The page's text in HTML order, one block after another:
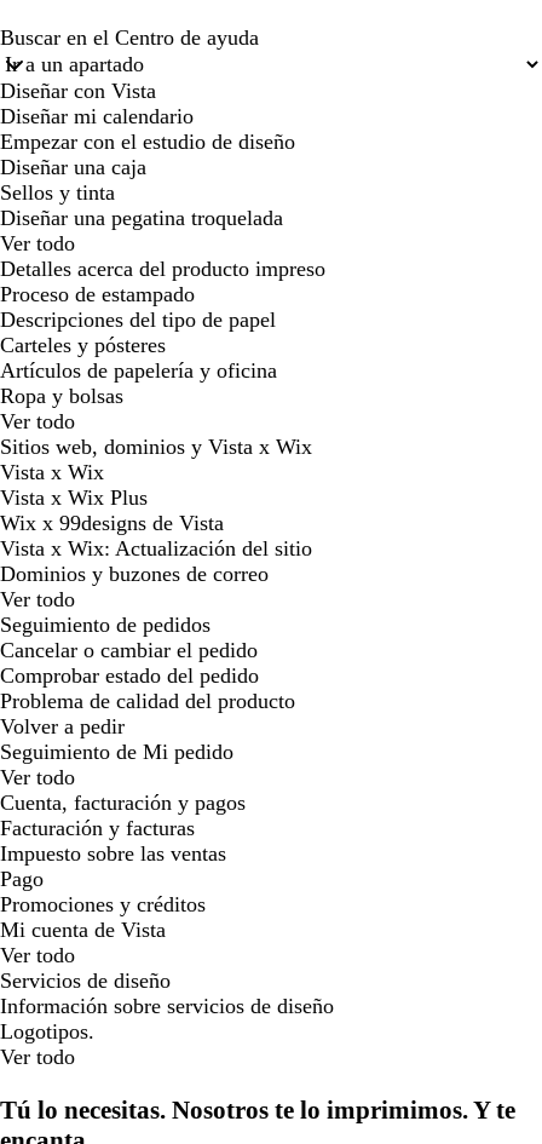
Buscar en el Centro de ayuda
Diseñar con Vista
Diseñar mi calendario
Empezar con el estudio de diseño
Diseñar una caja
Sellos y tinta
Diseñar una pegatina troquelada
Ver todo
Detalles acerca del producto impreso
Proceso de estampado
Descripciones del tipo de papel
Carteles y pósteres
Artículos de papelería y oficina
Ropa y bolsas
Ver todo
Sitios web, dominios y Vista x Wix
Vista x Wix
Vista x Wix Plus
Wix x 99designs de Vista
Vista x Wix: Actualización del sitio
Dominios y buzones de correo
Ver todo
Seguimiento de pedidos
Cancelar o cambiar el pedido
Comprobar estado del pedido
Problema de calidad del producto
Volver a pedir
Seguimiento de Mi pedido
Ver todo
Cuenta, facturación y pagos
Facturación y facturas
Impuesto sobre las ventas
Pago
Promociones y créditos
Mi cuenta de Vista
Ver todo
Servicios de diseño
Información sobre servicios de diseño
Logotipos.
Ver todo
Tú lo necesitas. Nosotros te lo imprimimos. Y te